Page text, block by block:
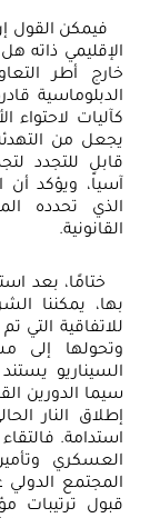
فيمكن القول إن
الإقليمي ذاته
خارج أطر
الدبلوماسية
كآليات لاحتواء
يجعل من
قابلٍ للتجدد
آسيا، ويؤكد أن
الذي تحدده
القانونية.
ختامًا، بعد
بها، يمكننا
للاتفاقية التي
وتحولها إلى
السيناريو
سيما الدورين
إطلاق النار
استدامة.
العسكري
المجتمع الدولي
قبول ترتيبات